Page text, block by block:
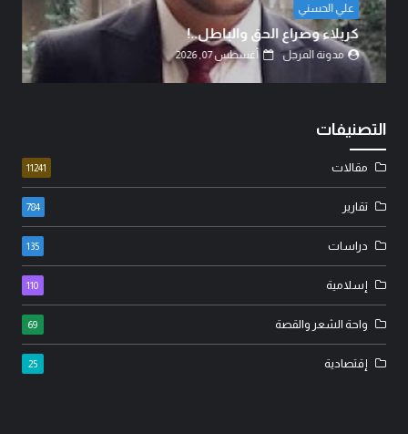
الشيخ الدكتور عبد الرضا البهادلي
دماءُ أبنائنا ليست رخيصة..!
مدونة المرجل أغسطس 07, 2026
التصنيفات
مقالات 11241
تقارير 784
دراسات 135
إسلامية 110
واحة الشعر والقصة 69
إقتصادية 25